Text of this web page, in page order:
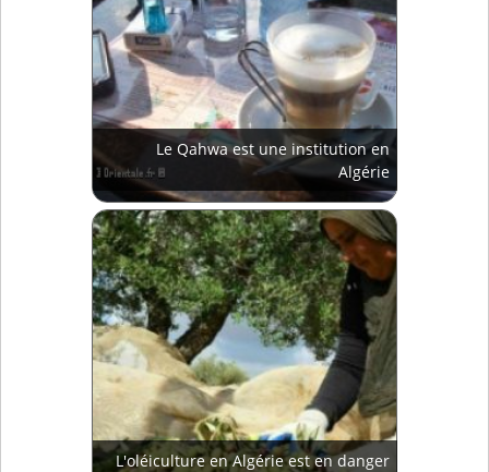
Le Qahwa est une institution en
Algérie
L'oléiculture en Algérie est en danger